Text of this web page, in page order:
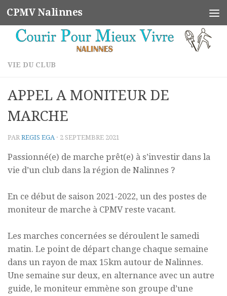
Skip to content
CPMV Nalinnes
VIE DU CLUB
APPEL A MONITEUR DE
MARCHE
PAR REGIS EGA · 2 SEPTEMBRE 2021
Passionné(e) de marche prêt(e) à s’investir dans la
vie d’un club dans la région de Nalinnes ?
En ce début de saison 2021-2022, un des postes de
moniteur de marche à CPMV reste vacant.
Les marches concernées se déroulent le samedi
matin. Le point de départ change chaque semaine
dans un rayon de max 15km autour de Nalinnes.
Une semaine sur deux, en alternance avec un autre
guide, le moniteur emmène son groupe d’une